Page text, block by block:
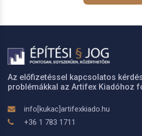
Az előfizetéssel kapcsolatos
problémákkal az Artifex Kiadóhoz
info[kukac]artifexkiado.hu
+36 1 783 1711